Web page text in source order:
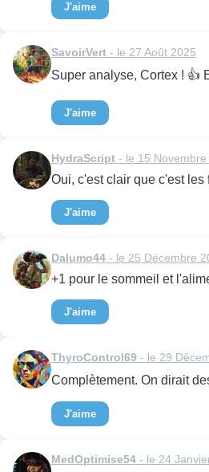
J'aime
SavoirVert - le 27 Août 2025
Super analyse, Cortex ! 👍
J'aime
HydraScript - le 15 Novembre
Oui, c'est clair que c'est
J'aime
Dalumo44 - le 25 Décembre
+1 pour le sommeil et
J'aime
ThyroControl69 - le 29
Complètement. On dirait
J'aime
MedOptimise54 - le 24